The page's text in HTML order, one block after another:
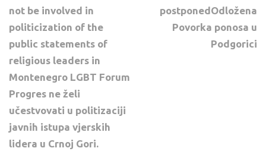
not be involved in
politicization of the
public statements of
religious leaders in
Montenegro LGBT Forum
Progres ne želi
učestvovati u politizaciji
javnih istupa vjerskih
lidera u Crnoj Gori.
postponedOdložena
Povorka ponosa u
Podgorici